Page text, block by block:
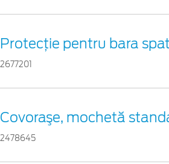
Protecţie pentru bara
2677201
Covoraşe, mochetă
2478645